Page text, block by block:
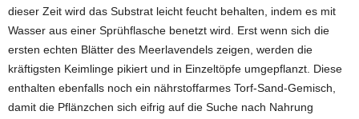
dieser Zeit wird das Substrat leicht feucht behalten, indem es mit
Wasser aus einer Sprühflasche benetzt wird. Erst wenn sich die
ersten echten Blätter des Meerlavendels zeigen, werden die
kräftigsten Keimlinge pikiert und in Einzeltöpfe umgepflanzt. Diese
enthalten ebenfalls noch ein nährstoffarmes Torf-Sand-Gemisch,
damit die Pflänzchen sich eifrig auf die Suche nach Nahrung